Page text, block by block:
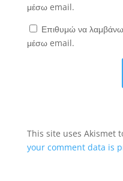
μέσω email.
Επιθυμώ να λαμβάνω
μέσω email.
This site uses Akismet
your comment data is